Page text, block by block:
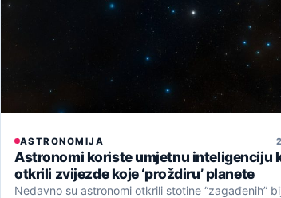
ASTRONOMIJA
Astronomi koriste umjetnu inteligenciju
otkrili zvijezde koje ‘proždiru’ planete
Nedavno su astronomi otkrili stotine “zagađenih”